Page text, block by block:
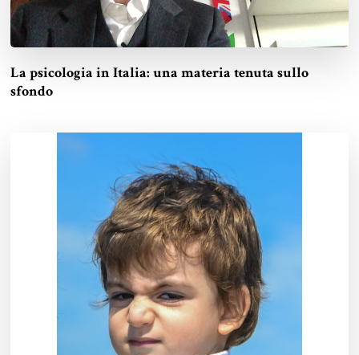
La psicologia in Italia: una materia tenuta sullo
sfondo